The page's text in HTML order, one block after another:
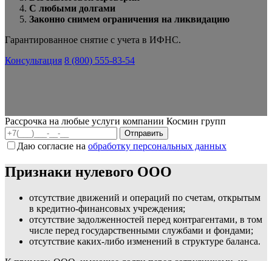
С любыми долгами
Законно снимем ограничения на ликвидацию
Гарантированное снятие с учета в ИФНС.
Консультация 8 (800) 555-83-54
Рассрочка на любые услуги компании Космин групп
Даю согласие на обработку персональных данных
Признаки нулевого ООО
отсутствие движений и операций по счетам, открытым
в кредитно-финансовых учреждения;
отсутствие задолженностей перед контрагентами, в том
числе перед государственными службами и фондами;
отсутствие каких-либо изменений в структуре баланса.